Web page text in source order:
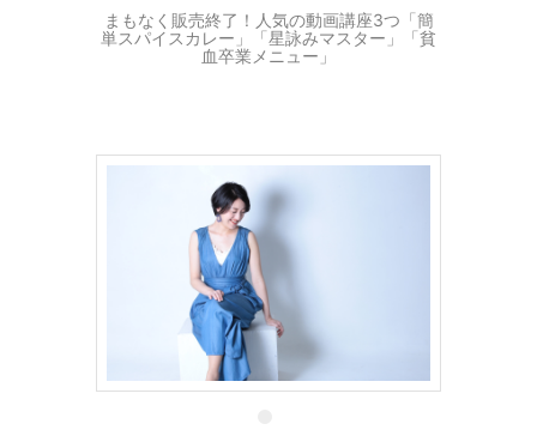
まもなく販売終了！人気の動画講座3つ「簡
単スパイスカレー」「星詠みマスター」「貧
血卒業メニュー」
15 6月